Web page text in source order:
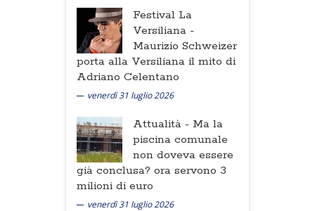
Festival La
Versiliana -
Maurizio Schweizer
porta alla Versiliana il mito di
Adriano Celentano
venerdì 31 luglio 2026
Attualità - Ma la
piscina comunale
non doveva essere
già conclusa? ora servono 3
milioni di euro
venerdì 31 luglio 2026